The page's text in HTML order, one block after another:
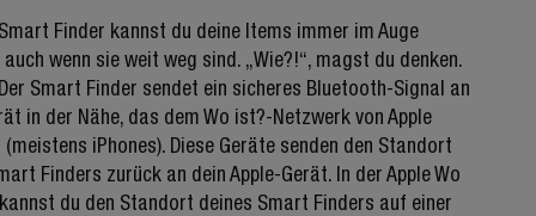
Finder kannst du deine Items immer im Auge
wenn sie weit weg sind. „Wie?!“, magst du denken.
Smart Finder sendet ein sicheres Bluetooth-Signal an
in der Nähe, das dem Wo ist?-Netzwerk von Apple
iPhones). Diese Geräte senden den Standort
Finders zurück an dein Apple-Gerät. In der Apple Wo
du den Standort deines Smart Finders auf einer